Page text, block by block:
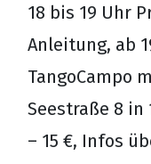
18 bis 19 Uhr
Anleitung, ab
TangoCampo
Seestraße 8 in
– 15 €, Infos